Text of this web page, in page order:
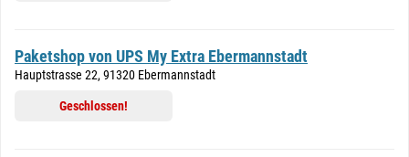
Paketshop von UPS My Extra Ebermannstadt
Hauptstrasse 22, 91320 Ebermannstadt
Geschlossen!